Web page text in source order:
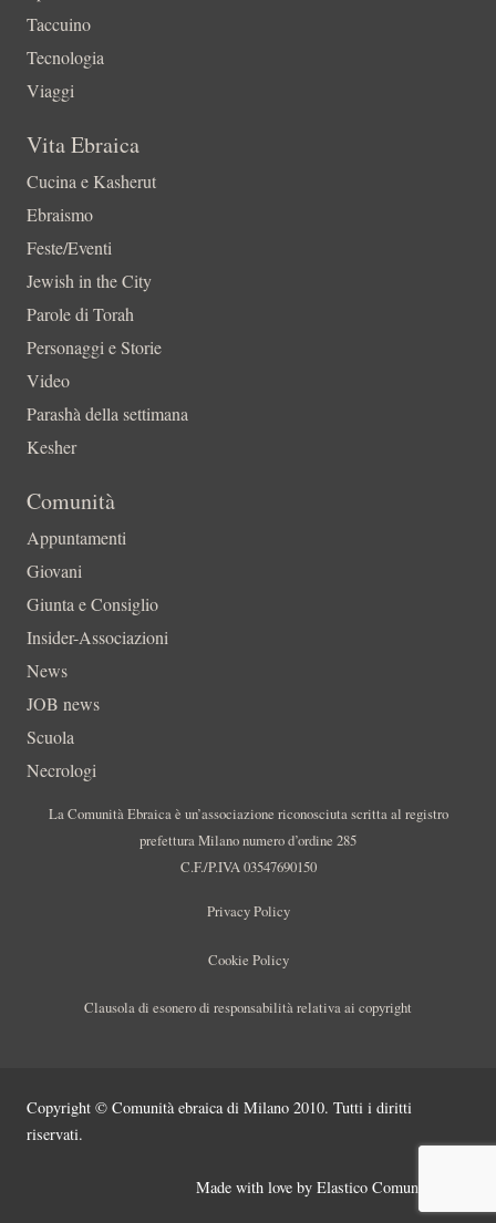
Taccuino
Tecnologia
Viaggi
Vita Ebraica
Cucina e Kasherut
Ebraismo
Feste/Eventi
Jewish in the City
Parole di Torah
Personaggi e Storie
Video
Parashà della settimana
Kesher
Comunità
Appuntamenti
Giovani
Giunta e Consiglio
Insider-Associazioni
News
JOB news
Scuola
Necrologi
La Comunità Ebraica è un’associazione riconosciuta scritta al registro
prefettura Milano numero d’ordine 285
C.F./P.IVA 03547690150
Privacy Policy
Cookie Policy
Clausola di esonero di responsabilità relativa ai copyright
Copyright © Comunità ebraica di Milano 2010. Tutti i diritti
riservati.
Made with love by Elastico Comunicazione